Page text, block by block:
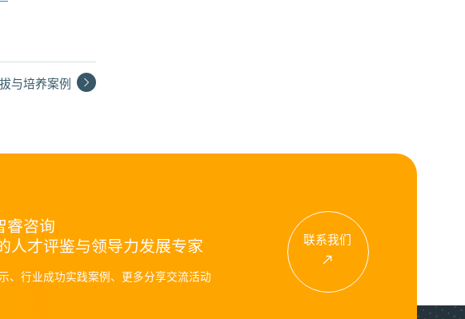
与培养案例
睿咨询
人才评鉴与领导力发展专家
、行业成功实践案例、更多分享交流活动
联系我们